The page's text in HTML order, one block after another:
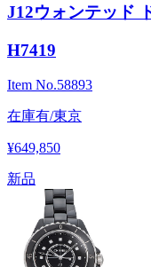
J12ウォンテッド
H7419
Item No.58893
在庫有/東京
¥649,850
新品